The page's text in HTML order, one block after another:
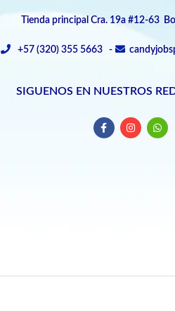
Tienda principal Cra. 19a #12-63
+57 (320) 355 5663 -
SIGUENOS EN NUESTROS